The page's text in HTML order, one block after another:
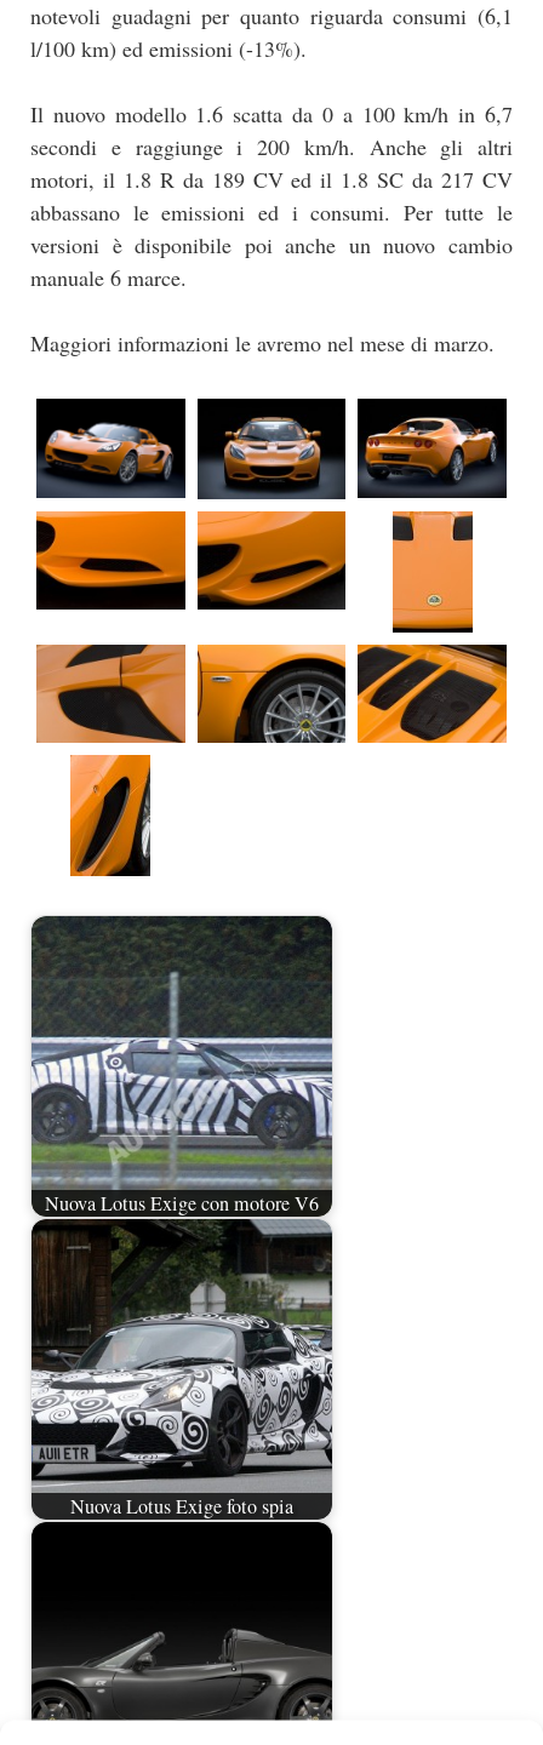
notevoli guadagni per quanto riguarda consumi (6,1
l/100 km) ed emissioni (-13%).
Il nuovo modello 1.6 scatta da 0 a 100 km/h in 6,7
secondi e raggiunge i 200 km/h. Anche gli altri
motori, il 1.8 R da 189 CV ed il 1.8 SC da 217 CV
abbassano le emissioni ed i consumi. Per tutte le
versioni è disponibile poi anche un nuovo cambio
manuale 6 marce.
Maggiori informazioni le avremo nel mese di marzo.
Nuova Lotus Exige con motore V6
Nuova Lotus Exige foto spia